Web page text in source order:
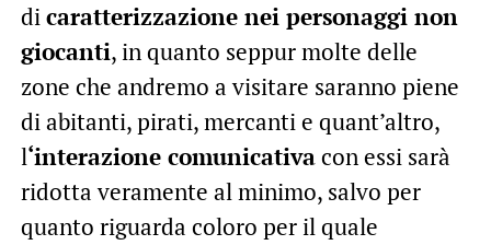
dicaratterizzazione nei personaggi non
giocanti, in quanto seppur molte delle
zone che andremo a visitare saranno piene
di abitanti, pirati, mercanti e quant’altro,
l‘interazione comunicativacon essi sarà
ridotta veramente al minimo, salvo per
quanto riguarda coloro per il quale